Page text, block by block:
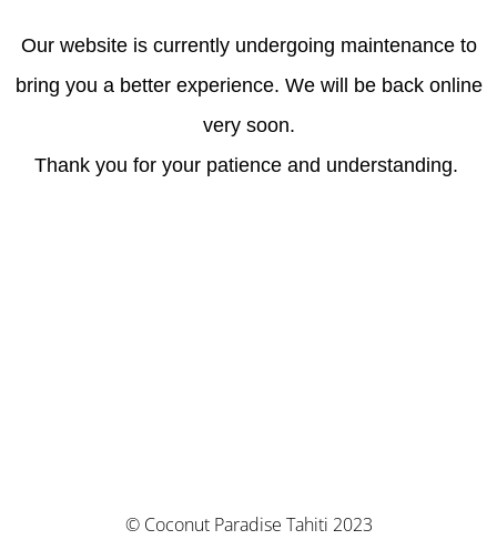
Our website is currently undergoing maintenance to
bring you a better experience. We will be back online
very soon.
Thank you for your patience and understanding.
© Coconut Paradise Tahiti 2023